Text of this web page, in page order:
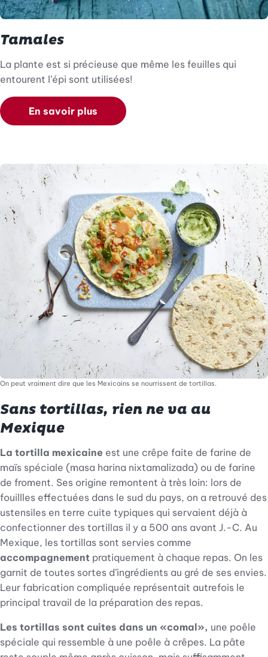
Tamales
La plante est si précieuse que même les feuilles qui
entourent l’épi sont utilisées!
En savoir plus
On peut vraiment dire que les Mexicains se nourrissent de tortillas.
Sans tortillas, rien ne va au
Mexique
La tortilla mexicaine est une crêpe faite de farine de
maïs spéciale (masa harina nixtamalizada) ou de farine
de froment. Ses origine remontent à très loin: lors de
fouillles effectuées dans le sud du pays, on a retrouvé des
ustensiles en terre cuite typiques qui servaient déjà à
confectionner des tortillas il y a 500 ans avant J.-C. Au
Mexique, les tortillas sont servies comme
accompagnement pratiquement à chaque repas. On les
garnit de toutes sortes d’ingrédients au gré de ses envies.
Leur fabrication compliquée représentait autrefois le
principal travail de la préparation des repas.
Les tortillas sont cuites dans un «comal», une poêle
spéciale qui ressemble à une poêle à crêpes. La pâte